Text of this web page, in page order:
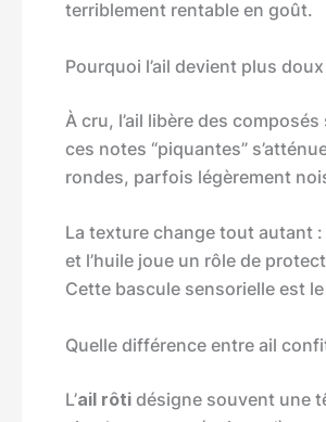
terriblement rentable en goût.
Pourquoi l’ail devient plus
À cru, l’ail libère des
ces notes “piquantes”
rondes, parfois légèrement
La texture change tout autant
et l’huile joue un rôle de
Cette bascule sensorielle est
Quelle différence entre ail
L’ail rôti désigne souvent une